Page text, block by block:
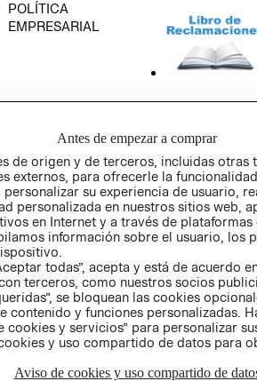
POLÍTICA
EMPRESARIAL
GIFT CARD
AVISO DE
Antes de empezar a comprar
de origen y de terceros, incluidas otras
externos, para ofrecerle la
su experiencia de usuario,
personalizada en nuestros sitios web,
en Internet y a través de plataformas
información sobre el usuario, los
todas”, acepta y está de acuerdo
terceros, como nuestros socios
se bloquean las cookies
contenido y funciones personalizadas.
cookies y servicios” para personalizar
y uso compartido de datos para
Aviso de cookies y uso compartido de